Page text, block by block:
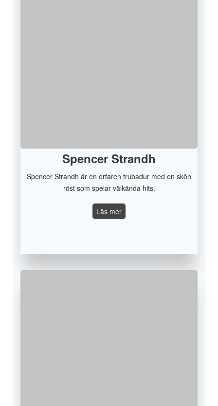
Spencer Strandh
Spencer Strandh är en erfaren trubadur med en skön
röst som spelar välkända hits.
Läs merSpencer
Strandh